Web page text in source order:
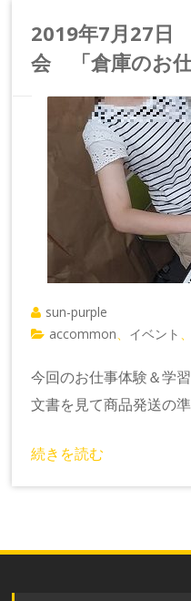
2019年7月27日
会 「倉庫のお仕
sun-purple
accommon
イベント
今回のお仕事体験＆学
文書を見て商品発送の
続きを読む